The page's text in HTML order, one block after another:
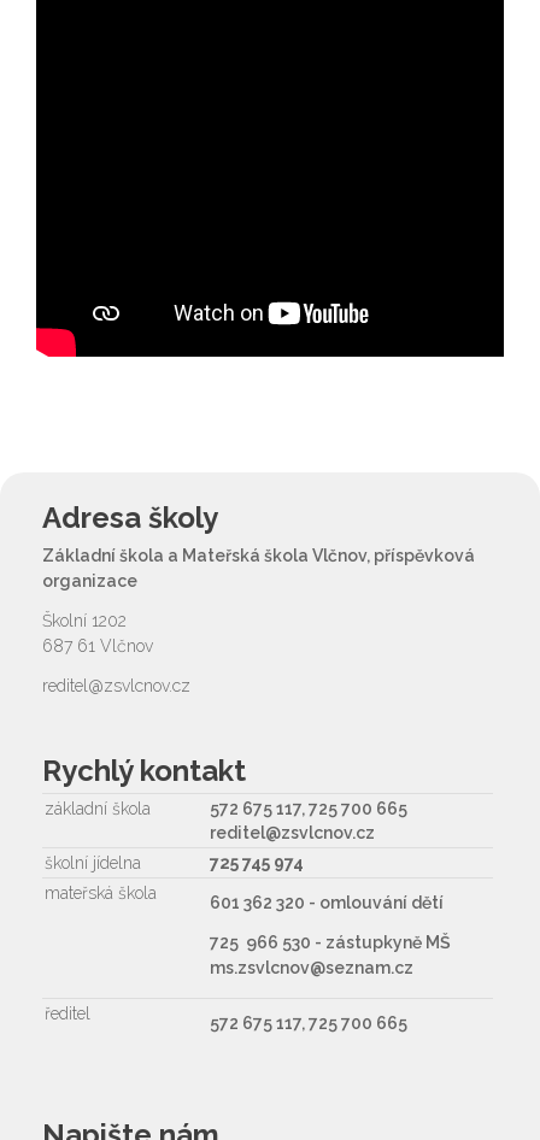
Adresa školy
Základní škola a Mateřská škola Vlčnov, příspěvková
organizace
Školní 1202
687 61 Vlčnov
reditel@zsvlcnov.cz
Rychlý kontakt
základní škola
572 675 117, 725 700 665
reditel@zsvlcnov.cz
školní jídelna
725 745 974
mateřská škola
601 362 320 - omlouvání dětí
725 966 530 - zástupkyně MŠ
ms.zsvlcnov@seznam.cz
ředitel 572 675 117, 725 700 665